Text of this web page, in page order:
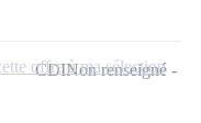
CDINon renseigné
offre à ma sélection